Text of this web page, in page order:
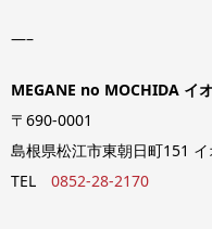
—–
MEGANE no MOCHIDA イ
〒690-0001
島根県松江市東朝日町151
TEL 0852-28-2170